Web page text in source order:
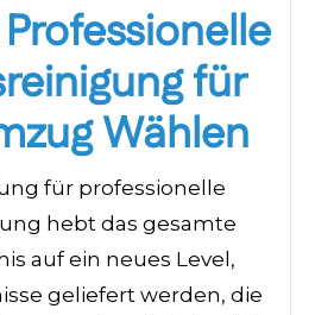
für
Wählen
für professionelle
hebt das gesamte
auf ein neues Level,
geliefert werden, die